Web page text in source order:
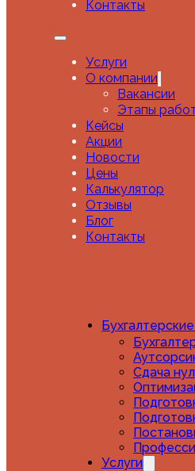
Контакты
Услуги
О компании
Вакансии
Этапы
Кейсы
Акции
Новости
Цены
Калькулятор
Отзывы
Блог
Контакты
Сдача
Услуги
Все
Важно
Для собственников
Консалтинг
Маркетплейсы
Новости
Отчетность
Советы
Финансы
Экспресс-аудит
Читать далее
Как мы нашли